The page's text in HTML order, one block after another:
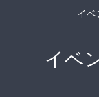
イベ
イベ